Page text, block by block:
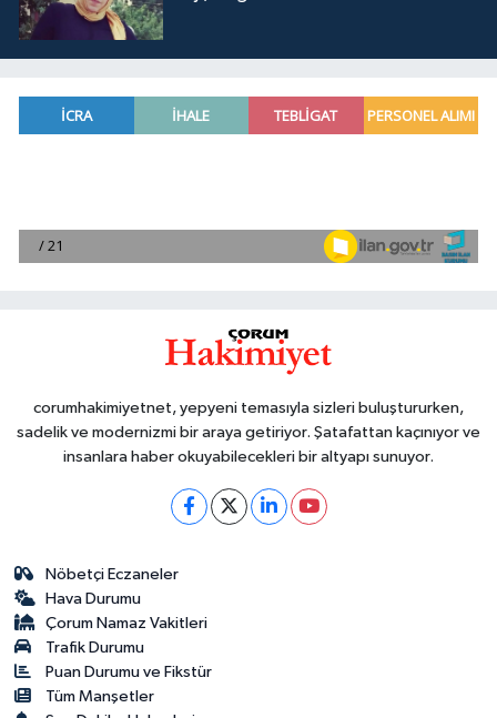
corumhakimiyetnet, yepyeni temasıyla sizleri buluştururken,
sadelik ve modernizmi bir araya getiriyor. Şatafattan kaçınıyor ve
insanlara haber okuyabilecekleri bir altyapı sunuyor.
Nöbetçi Eczaneler
Hava Durumu
Çorum Namaz Vakitleri
Trafik Durumu
Puan Durumu ve Fikstür
Tüm Manşetler